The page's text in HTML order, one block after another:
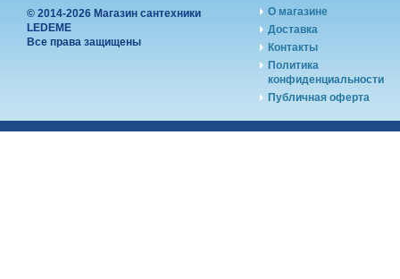
© 2014-2026 Магазин сантехники
LEDEME
Все права защищены
О магазине
Доставка
Контакты
Политика
конфиденциальности
Публичная оферта